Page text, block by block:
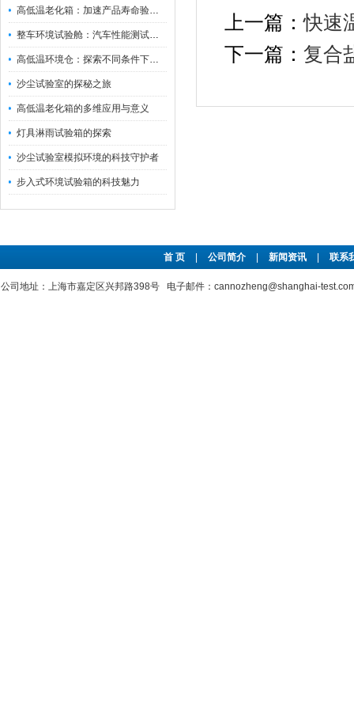
高低温老化箱：加速产品寿命验证的可靠伙伴
整车环境试验舱：汽车性能测试的设备
高低温环境仓：探索不同条件下的科学奥秘
沙尘试验室的探秘之旅
高低温老化箱的多维应用与意义
灯具淋雨试验箱的探索
沙尘试验室模拟环境的科技守护者
步入式环境试验箱的科技魅力
上一篇：快速
下一篇： 复合
首 页 公司简介 新闻资讯 联系
公司地址：上海市嘉定区兴邦路398号 电子邮件：cannozheng@shanghai-